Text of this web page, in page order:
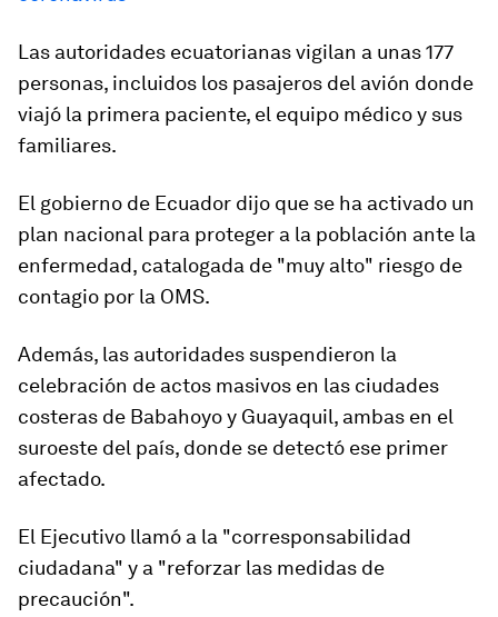
Las autoridades ecuatorianas vigilan a unas 177
personas, incluidos los pasajeros del avión donde
viajó la primera paciente, el equipo médico y sus
familiares.
El gobierno de Ecuador dijo que se ha activado un
plan nacional para proteger a la población ante la
enfermedad, catalogada de "muy alto" riesgo de
contagio por la OMS.
Además, las autoridades suspendieron la
celebración de actos masivos en las ciudades
costeras de Babahoyo y Guayaquil, ambas en el
suroeste del país, donde se detectó ese primer
afectado.
El Ejecutivo llamó a la "corresponsabilidad
ciudadana" y a "reforzar las medidas de
precaución".